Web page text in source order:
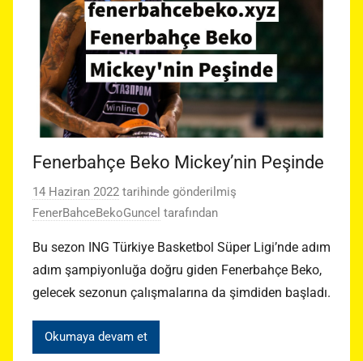
Fenerbahçe Beko Mickey’nin Peşinde
14 Haziran 2022 tarihinde gönderilmiş
FenerBahceBekoGuncel tarafından
Bu sezon ING Türkiye Basketbol Süper Ligi’nde adım
adım şampiyonluğa doğru giden Fenerbahçe Beko,
gelecek sezonun çalışmalarına da şimdiden başladı.
Okumaya devam et